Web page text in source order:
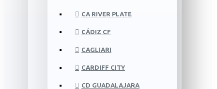
CA RIVER PLATE
CÁDIZ CF
CAGLIARI
CARDIFF CITY
CD GUADALAJARA